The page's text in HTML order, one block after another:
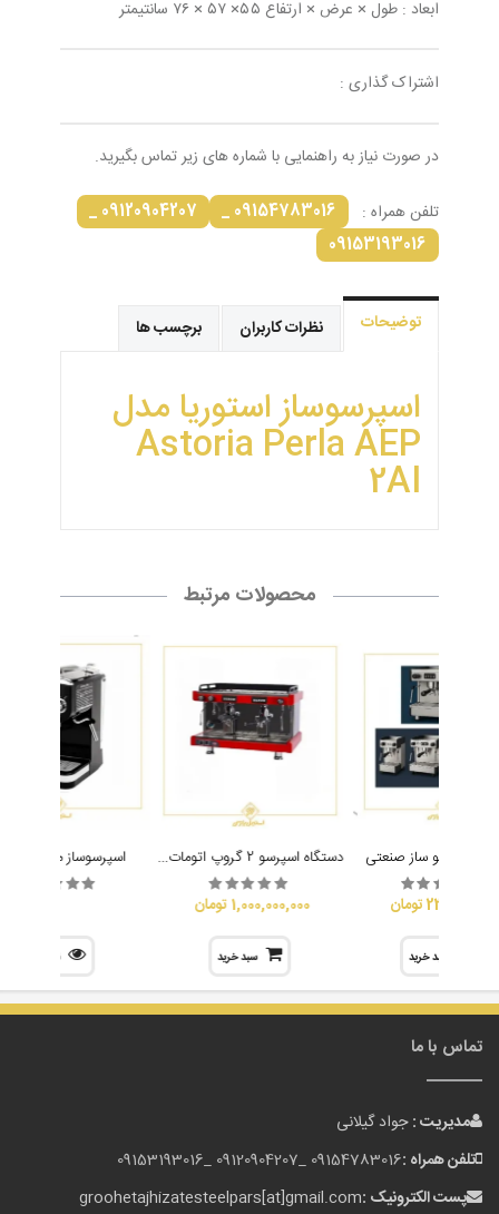
ابعاد : طول × عرض × ارتفاع ۵۵× ۵۷ × ۷۶ سانتیمتر
اشتراک گذاری :
در صورت نیاز به راهنمایی با شماره های زیر تماس بگیرید.
تلفن همراه : 09154783016 _
09120904207 _
09153193016
توضیحات نظرات کاربران برچسب ها
اسپرسوساز استوریا مدل
Astoria Perla AEP
2AI
محصولات مرتبط
اسپرسو ساز صنعتی
23,500,000 تومان
سبد خرید
دستگاه اسپرسو 2 گروپ اتومات آنتسantes
1,000,000,000 تومان
سبد خرید
اسپرسوساز میباشی 2015
تماس با ما
مدیریت :جواد گیلانی
تلفن همراه :09154783016 _
09120904207 _
09153193016
پست الکترونیک :groohetajhizatesteelpars[at]gmail.com